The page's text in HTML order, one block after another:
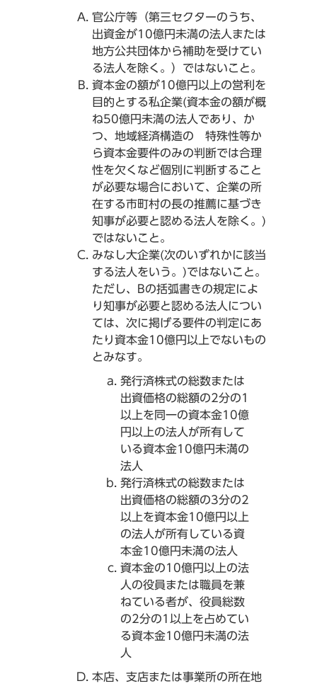
官公庁等（第三セクターのうち、
出資金が10億円未満の法人または
地方公共団体から補助を受けてい
る法人を除く。）ではないこと。
資本金の額が10億円以上の営利を
目的とする私企業(資本金の額が概
ね50億円未満の法人であり、か
つ、地域経済構造の 特殊性等か
ら資本金要件のみの判断では合理
性を欠くなど個別に判断すること
が必要な場合において、企業の所
在する市町村の長の推薦に基づき
知事が必要と認める法人を除く。)
ではないこと。
みなし大企業(次のいずれかに該当
する法人をいう。)ではないこと。
ただし、Bの括弧書きの規定によ
り知事が必要と認める法人につい
ては、次に掲げる要件の判定にあ
たり資本金10億円以上でないもの
とみなす。
発行済株式の総数または
出資価格の総額の2分の1
以上を同一の資本金10億
円以上の法人が所有して
いる資本金10億円未満の
法人
発行済株式の総数または
出資価格の総額の3分の2
以上を資本金10億円以上
の法人が所有している資
本金10億円未満の法人
資本金の10億円以上の法
人の役員または職員を兼
ねている者が、役員総数
の2分の1以上を占めてい
る資本金10億円未満の法
人
本店、支店または事業所の所在地